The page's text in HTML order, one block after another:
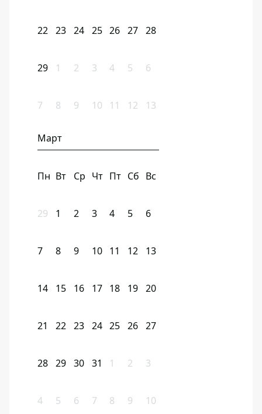
22 23 24 25 26 27 28
29 1 2 3 4 5 6
7 8 9 10 11 12 13
Март
Пн Вт Ср Чт Пт Сб Вс
29 1 2 3 4 5 6
7 8 9 10 11 12 13
14 15 16 17 18 19 20
21 22 23 24 25 26 27
28 29 30 31 1 2 3
4 5 6 7 8 9 10